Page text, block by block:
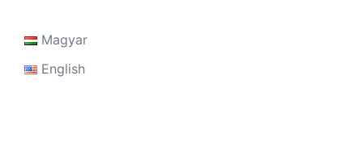
Magyar
English